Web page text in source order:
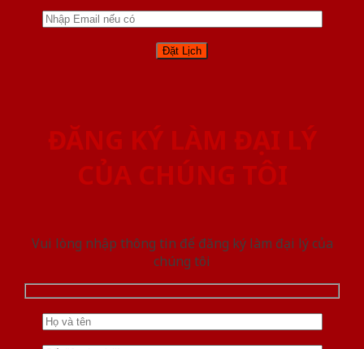
ĐĂNG KÝ LÀM ĐẠI LÝ
CỦA CHÚNG TÔI
Vui lòng nhập thông tin để đăng ký làm đại lý của
chúng tôi